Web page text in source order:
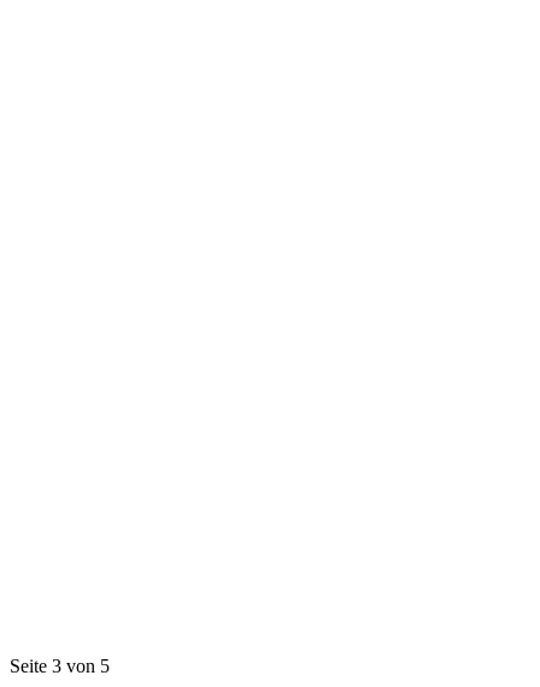
Seite 3 von 5